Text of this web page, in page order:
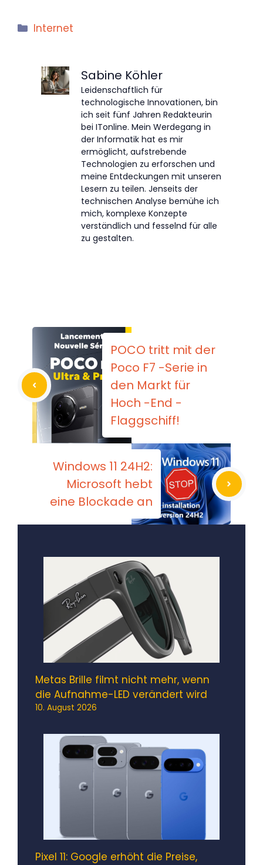
Kategorien
Internet
Sabine Köhler
Leidenschaftlich für
technologische Innovationen, bin
ich seit fünf Jahren Redakteurin
bei ITonline. Mein Werdegang in
der Informatik hat es mir
ermöglicht, aufstrebende
Technologien zu erforschen und
meine Entdeckungen mit unseren
Lesern zu teilen. Jenseits der
technischen Analyse bemühe ich
mich, komplexe Konzepte
verständlich und fesselnd für alle
zu gestalten.
POCO tritt mit der
Poco F7 -Serie in
den Markt für
Hoch -End -
Flaggschiff!
Windows 11 24H2:
Microsoft hebt
eine Blockade an
Metas Brille filmt nicht mehr, wenn
die Aufnahme-LED verändert wird
10. August 2026
Pixel 11: Google erhöht die Preise,